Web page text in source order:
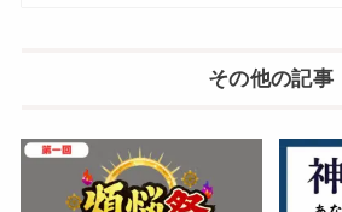
その他の記事